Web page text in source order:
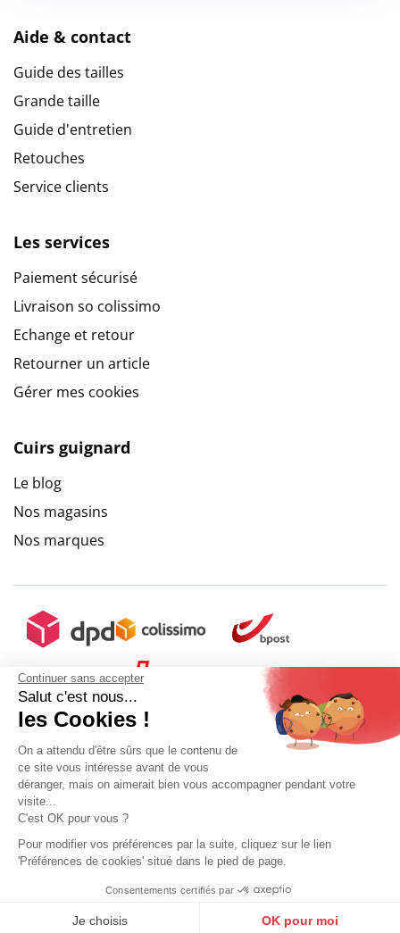
Continuer sans accepter
Salut c'est nous...
les Cookies !
On a attendu d'être sûrs que le contenu de
ce site vous intéresse avant de vous
déranger, mais on aimerait bien vous accompagner pendant votre
visite...
C'est OK pour vous ?
Pour modifier vos préférences par la suite, cliquez sur le lien
'Préférences de cookies' situé dans le pied de page.
Consentements certifiés par
Je choisis OK pour moi
Aide & contact
Guide des tailles
Grande taille
Guide d'entretien
Retouches
Service clients
Les services
Paiement sécurisé
Livraison so colissimo
Echange et retour
Retourner un article
Gérer mes cookies
Cuirs guignard
Le blog
Nos magasins
Nos marques
Gestion des données personnelles